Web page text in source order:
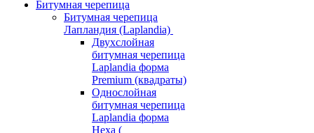
Битумная черепица
Битумная черепица
Лапландия (Laplandia)
Двухслойная
битумная черепица
Laplandia форма
Premium (квадраты)
Однослойная
битумная черепица
Laplandia форма
Hexa (